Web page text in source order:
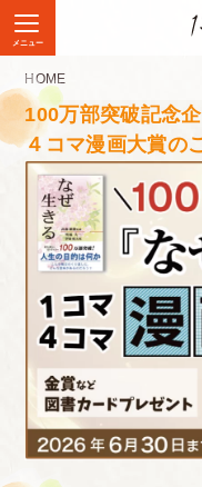
メニュー
HOME
100万部突破記念
４コマ漫画大賞の